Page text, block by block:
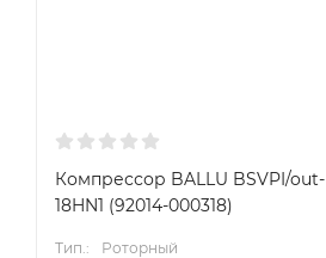
Компрессор BALLU BSVPI/out-
18HN1 (92014-000318)
Тип.:
Роторный